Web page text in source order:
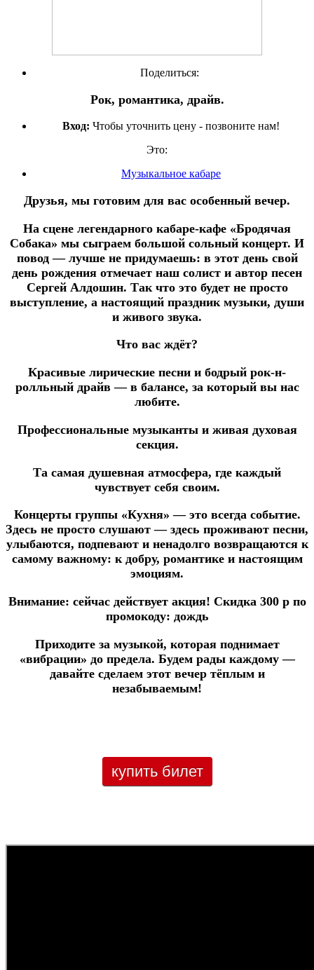
Поделиться:
Рок, романтика, драйв.
Вход: Чтобы уточнить цену - позвоните нам!
Это:
Музыкальное кабаре
Друзья, мы готовим для вас особенный вечер.
На сцене легендарного кабаре-кафе «Бродячая
Собака» мы сыграем большой сольный концерт. И
повод — лучше не придумаешь: в этот день свой
день рождения отмечает наш солист и автор песен
Сергей Алдошин. Так что это будет не просто
выступление, а настоящий праздник музыки, души
и живого звука.
Что вас ждёт?
Красивые лирические песни и бодрый рок-н-
ролльный драйв — в балансе, за который вы нас
любите.
Профессиональные музыканты и живая духовая
секция.
Та самая душевная атмосфера, где каждый
чувствует себя своим.
Концерты группы «Кухня» — это всегда событие.
Здесь не просто слушают — здесь проживают песни,
улыбаются, подпевают и ненадолго возвращаются к
самому важному: к добру, романтике и настоящим
эмоциям.
Внимание: сейчас действует акция! Скидка 300 р по
промокоду: дождь
Приходите за музыкой, которая поднимает
«вибрации» до предела. Будем рады каждому —
давайте сделаем этот вечер тёплым и
незабываемым!
купить билет